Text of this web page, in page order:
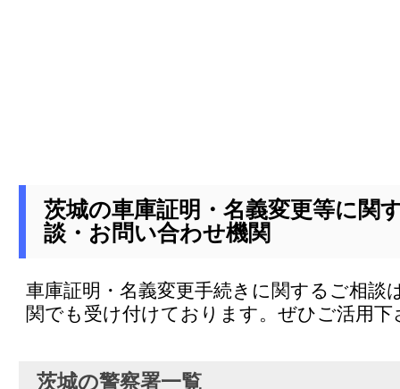
茨城の車庫証明・名義変更等に関
談・お問い合わせ機関
車庫証明・名義変更手続きに関するご相談
関でも受け付けております。ぜひご活用下
茨城の警察署一覧